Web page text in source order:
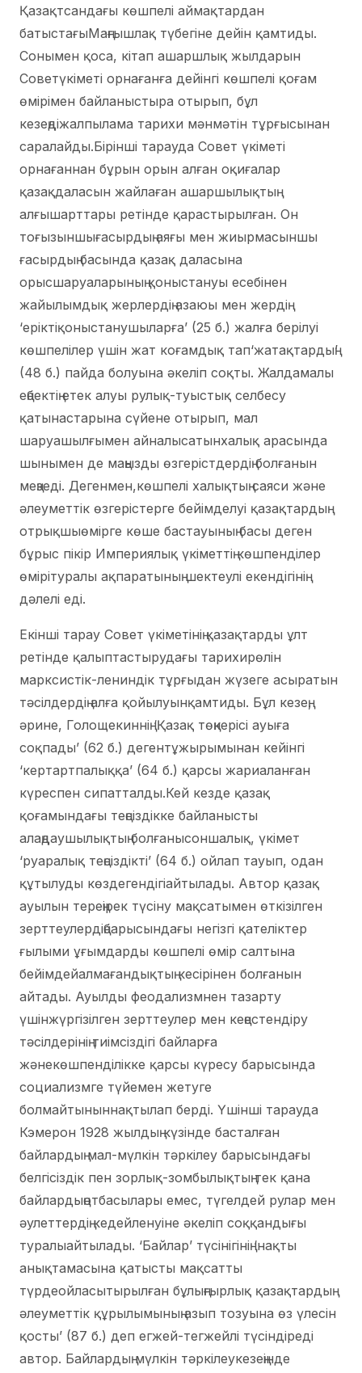
Қазақтсандағы көшпелі аймақтардан
батыстағыМаңғышлақ түбегіне дейін қамтиды.
Сонымен қоса, кітап ашаршлық жылдарын
Советүкіметі орнағанға дейінгі көшпелі қоғам
өмірімен байланыстыра отырып, бұл
кезеңдіжалпылама тарихи мәнмәтін тұрғысынан
саралайды.Бірінші тарауда Совет үкіметі
орнағаннан бұрын орын алған оқиғалар
қазақдаласын жайлаған ашаршылықтың
алғышарттары ретінде қарастырылған. Он
тоғызыншығасырдың аяғы мен жиырмасыншы
ғасырдың басында қазақ даласына
орысшаруаларының қоныстануы есебінен
жайылымдық жерлердің азаюы мен жердің
‘еріктіқоныстанушыларға’ (25 б.) жалға берілуі
көшпелілер үшін жат коғамдық тап‘жатақтардың’
(48 б.) пайда болуына әкеліп соқты. Жалдамалы
еңбектің етек алуы рулық-туыстық селбесу
қатынастарына cүйене отырып, мал
шаруашылғымен айналысатынхалық арасында
шынымен де маңызды өзгерістдердің болғанын
меңзеді. Дегенмен,көшпелі халықтың саяси және
әлеуметтік өзгерістерге бейімделуі қазақтардың
отрықшыөмірге көше бастауының басы деген
бұрыс пікір Империялық үкіметтің көшпенділер
өмірітуралы ақпаратының шектеулі екендігінің
дәлелі еді.
Екінші тарау Совет үкіметінің қазақтарды ұлт
ретінде қалыптастырудағы тарихирөлін
марксистік-лениндік тұрғыдан жүзеге асыратын
тәсілдердің алға қойылуынқамтиды. Бұл кезең,
әрине, Голощекиннің ‘Қазақ төңкерісі ауыға
соқпады’ (62 б.) дегентұжырымынан кейінгі
‘кертартпалыққа’ (64 б.) қарсы жариаланған
күреспен сипатталды.Кей кезде қазақ
қоғамындағы теңсіздікке байланысты
алаңдаушылықтың болғанысоншалық, үкімет
‘руаралық теңсіздікті’ (64 б.) ойлап тауып, одан
құтылуды көздегендігіайтылады. Автор қазақ
ауылын тереңірек түсіну мақсатымен өткізілген
зерттеулердіңбарысындағы негізгі қателіктер
ғылыми ұғымдарды көшпелі өмір салтына
бейімдейалмағандықтың кесірінен болғанын
айтады. Ауылды феодализмнен тазарту
үшінжүргізілген зерттеулер мен кеңестендіру
тәсілдерінің тиімсіздігі байларға
жәнекөшпенділікке қарсы күресу барысында
социализмге түйемен жетуге
болмайтыныннақтылап берді. Үшінші тарауда
Кэмерон 1928 жылдың күзінде басталған
байлардың мал-мүлкін тәркілеу барысындағы
белгісіздік пен зорлық-зомбылықтың тек қана
байлардыңотбасылары емес, түгелдей рулар мен
әулеттердің кедейленуіне әкеліп соққандығы
туралыайтылады. ‘Байлар’ түсінігінің ‘нақты
анықтамасына қатысты мақсатты
түрдеойласытырылған бұлыңғырлық қазақтардың
әлеуметтік құрылымының азып тозуына өз үлесін
қосты’ (87 б.) деп егжей-тегжейлі түсіндіреді
автор. Байлардың мүлкін тәркілеукезеңінде